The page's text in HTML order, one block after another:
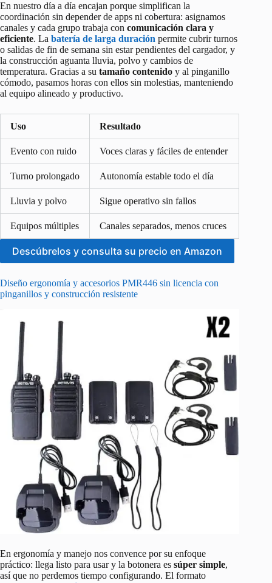
En nuestro día a día encajan porque simplifican la
coordinación sin depender de apps ni cobertura: asignamos
canales y cada grupo trabaja con comunicación clara y
eficiente. La batería de larga duración permite cubrir turnos
o salidas de fin de semana sin estar pendientes del cargador, y
la construcción aguanta lluvia, polvo y cambios de
temperatura. Gracias a su tamaño contenido y al pinganillo
cómodo, pasamos horas con ellos sin molestias, manteniendo
al equipo alineado y productivo.
Uso Resultado
Evento con ruido Voces claras y fáciles de entender
Turno prolongado Autonomía estable todo el día
Lluvia y polvo Sigue operativo sin fallos
Equipos múltiples Canales separados, menos cruces
Descúbrelos y consulta su precio en Amazon
Diseño ergonomía y accesorios PMR446 sin licencia con
pinganillos y construcción resistente
En ergonomía y manejo nos convence por su enfoque
práctico: llega listo para usar y la botonera es súper simple,
así que no perdemos tiempo configurando. El formato